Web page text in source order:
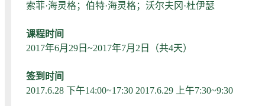
索菲·海灵格；伯特·海灵格；沃尔夫冈·杜伊瑟
课程时间
2017年6月29日~2017年7月2日（共4天）
签到时间
2017.6.28 下午14:00~17:30 2017.6.29 上午7:30~9:30